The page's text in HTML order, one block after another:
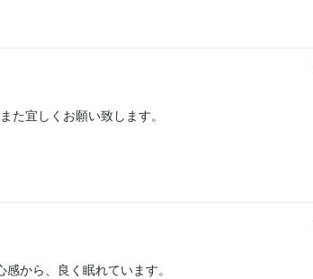
た宜しくお願い致します。
から、良く眠れています。